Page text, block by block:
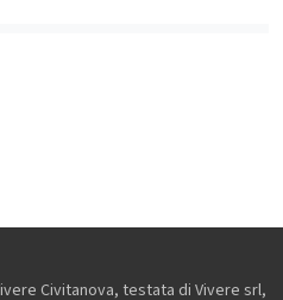
Civitanova, testata di Vivere srl,